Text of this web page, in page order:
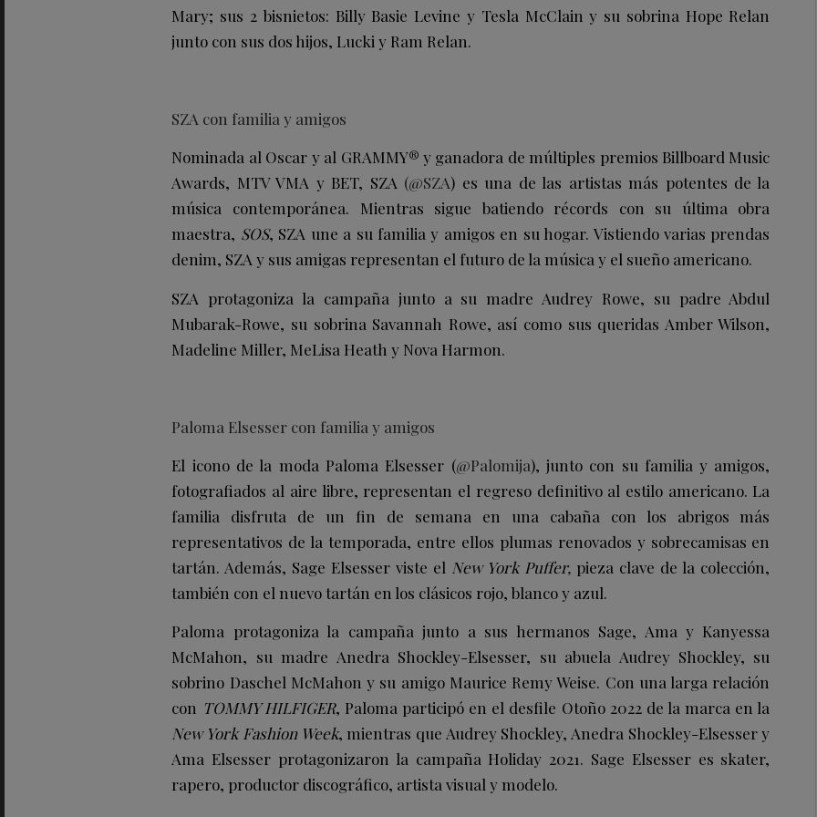
Mary; sus 2 bisnietos: Billy Basie Levine y Tesla McClain y su sobrina Hope Relan
junto con sus dos hijos, Lucki y Ram Relan.
SZA con familia y amigos
Nominada al Oscar y al GRAMMY® y ganadora de múltiples premios Billboard Music
Awards, MTV VMA y BET, SZA (@SZA) es una de las artistas más potentes de la
música contemporánea. Mientras sigue batiendo récords con su última obra
maestra, SOS, SZA une a su familia y amigos en su hogar. Vistiendo varias prendas
denim, SZA y sus amigas representan el futuro de la música y el sueño americano.
SZA protagoniza la campaña junto a su madre Audrey Rowe, su padre Abdul
Mubarak-Rowe, su sobrina Savannah Rowe, así como sus queridas Amber Wilson,
Madeline Miller, MeLisa Heath y Nova Harmon.
Paloma Elsesser con familia y amigos
El icono de la moda Paloma Elsesser (@Palomija), junto con su familia y amigos,
fotografiados al aire libre, representan el regreso definitivo al estilo americano. La
familia disfruta de un fin de semana en una cabaña con los abrigos más
representativos de la temporada, entre ellos plumas renovados y sobrecamisas en
tartán. Además, Sage Elsesser viste el New York Puffer, pieza clave de la colección,
también con el nuevo tartán en los clásicos rojo, blanco y azul.
Paloma protagoniza la campaña junto a sus hermanos Sage, Ama y Kanyessa
McMahon, su madre Anedra Shockley-Elsesser, su abuela Audrey Shockley, su
sobrino Daschel McMahon y su amigo Maurice Remy Weise. Con una larga relación
con TOMMY HILFIGER, Paloma participó en el desfile Otoño 2022 de la marca en la
New York Fashion Week, mientras que Audrey Shockley, Anedra Shockley-Elsesser y
Ama Elsesser protagonizaron la campaña Holiday 2021. Sage Elsesser es skater,
rapero, productor discográfico, artista visual y modelo.